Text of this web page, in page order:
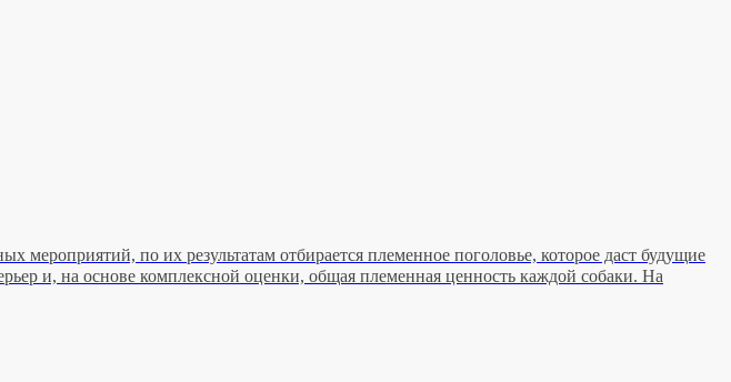
по их результатам отбирается племенное поголовье, которое даст будущие
и, на основе комплексной оценки, общая племенная ценность каждой собаки. На